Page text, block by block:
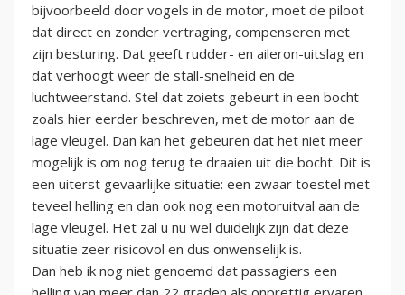
bijvoorbeeld door vogels in de motor, moet de piloot
dat direct en zonder vertraging, compenseren met
zijn besturing. Dat geeft rudder- en aileron-uitslag en
dat verhoogt weer de stall-snelheid en de
luchtweerstand. Stel dat zoiets gebeurt in een bocht
zoals hier eerder beschreven, met de motor aan de
lage vleugel. Dan kan het gebeuren dat het niet meer
mogelijk is om nog terug te draaien uit die bocht. Dit is
een uiterst gevaarlijke situatie: een zwaar toestel met
teveel helling en dan ook nog een motoruitval aan de
lage vleugel. Het zal u nu wel duidelijk zijn dat deze
situatie zeer risicovol en dus onwenselijk is.
Dan heb ik nog niet genoemd dat passagiers een